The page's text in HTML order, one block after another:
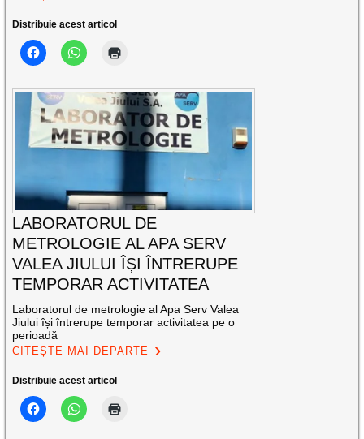
Distribuie acest articol
LABORATORUL DE
METROLOGIE AL APA SERV
VALEA JIULUI ÎȘI ÎNTRERUPE
TEMPORAR ACTIVITATEA
Laboratorul de metrologie al Apa Serv Valea
Jiului își întrerupe temporar activitatea pe o
perioadă
CITEȘTE MAI DEPARTE
Distribuie acest articol